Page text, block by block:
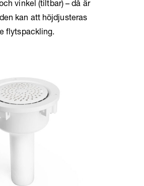
vinkel (tiltbar) – då är
kan att höjdjusteras
flytspackling.